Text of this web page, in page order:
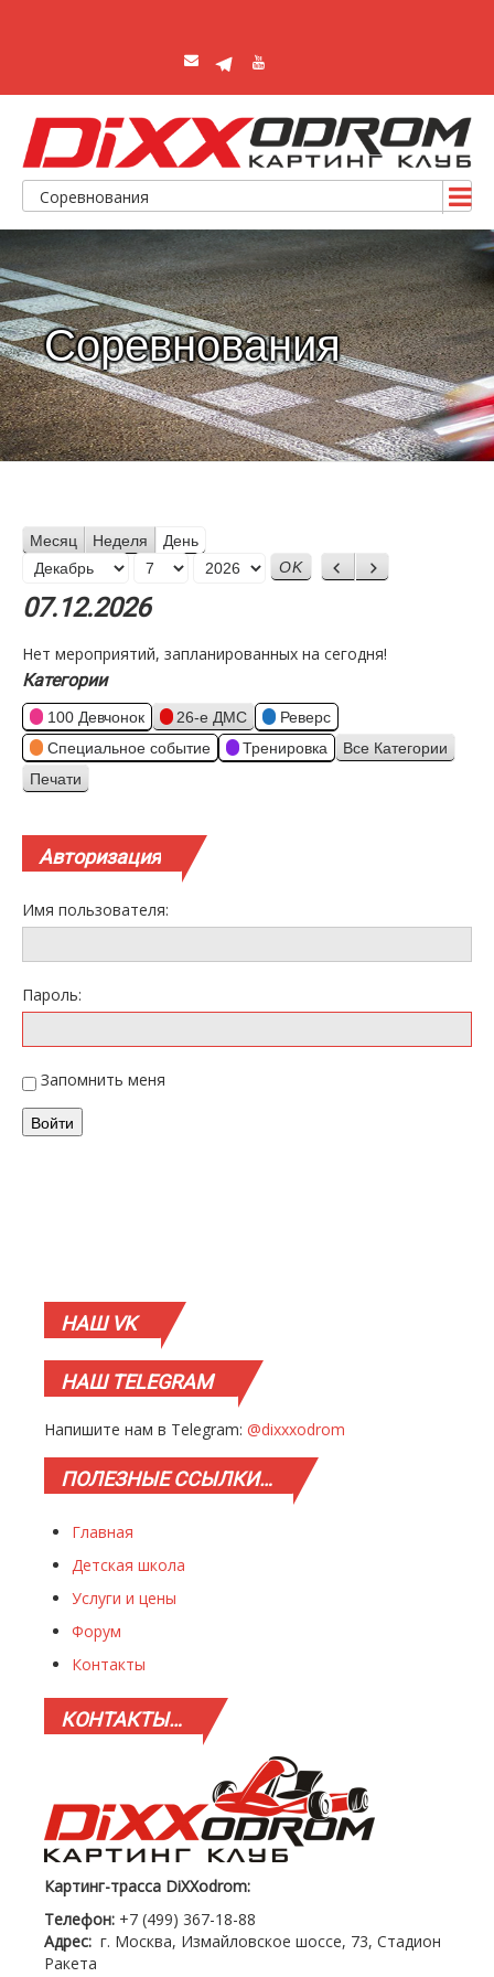
Соревнования
Соревнования
Месяц Неделя День
Месяц
День
Год
Назад
Вперед
07.12.2026
Нет мероприятий, запланированных на сегодня!
Категории
100 Девчонок 26-е ДМС
Реверс
Специальное событие
Тренировка Все Категории
Просмотр
Печати
Авторизация
Имя пользователя:
Пароль:
Запомнить меня
Войти
НАШVK
НАШTELEGRAM
Напишите нам в Telegram: @dixxxodrom
ПОЛЕЗНЫЕССЫЛКИ…
Главная
Детская школа
Услуги и цены
Форум
Контакты
КОНТАКТЫ…
Картинг-трасса DiXXodrom:
Телефон: +7 (499) 367-18-88
Адрес: г. Москва, Измайловское шоссе, 73, Стадион
Ракета